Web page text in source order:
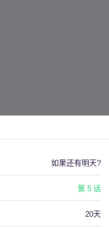
如果还有明天?
第 5 话
20天